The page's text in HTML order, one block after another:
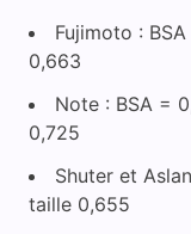
Fujimoto :
0,663
Note : BSA =
0,725
Shuter et
taille 0,655